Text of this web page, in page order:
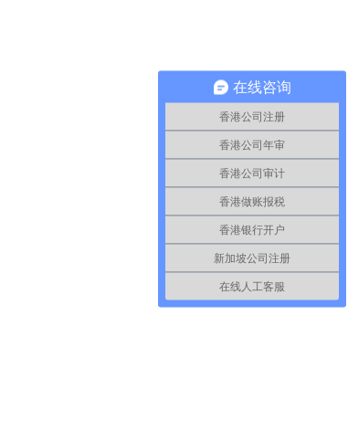
在线咨询
香港公司注册
香港公司年审
香港公司审计
香港做账报税
香港银行开户
新加坡公司注册
在线人工客服